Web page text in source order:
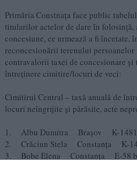
Primăria Constnața face public
titularilor actelor de dare în folosință,
concesiune, ce urmează a fi încetate,
reconcesionării terenului
contravalorii taxei de concesionare și
întreţinere cimitire/locuri de veci:
Cimitirul Central – taxă anuală de
locuri neîngrijite şi părăsite, acte
1. Albu Dumitra Braşov K-
2. Crăciun Stela Constanța K-
3. Bobe Elena Constanța E-58